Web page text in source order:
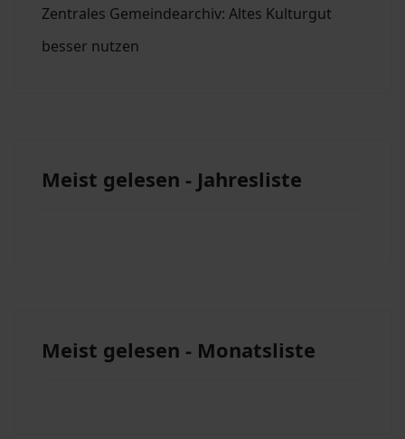
Zentrales Gemeindearchiv: Altes Kulturgut
besser nutzen
Meist gelesen - Jahresliste
Meist gelesen - Monatsliste